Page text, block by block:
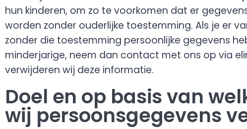
hun kinderen, om zo te voorkomen dat er
worden zonder ouderlijke toestemming. Als je er
zonder die toestemming persoonlijke gegevens
minderjarige, neem dan contact met ons op via
verwijderen wij deze informatie.
Doel en op basis van
wij persoonsgegevens